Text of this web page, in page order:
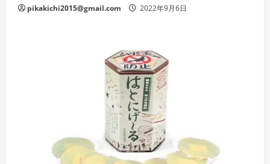
pikakichi2015@gmail.com 2022年9月6日